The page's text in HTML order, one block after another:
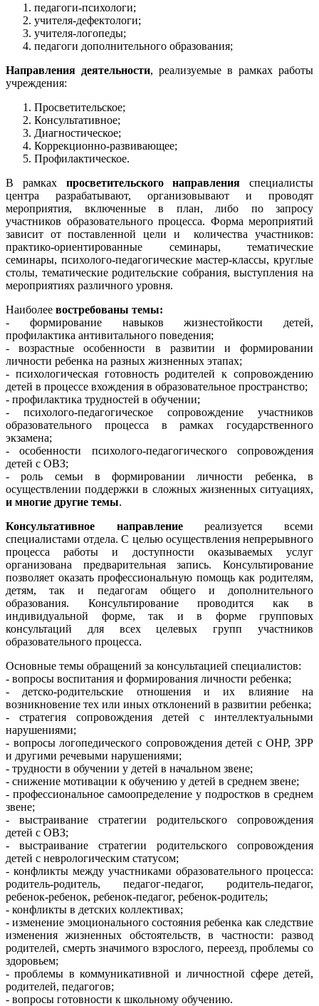
педагоги-психологи;
учителя-дефектологи;
учителя-логопеды;
педагоги дополнительного образования;
Направления деятельности, реализуемые в рамках работы
учреждения:
Просветительское;
Консультативное;
Диагностическое;
Коррекционно-развивающее;
Профилактическое.
В рамках просветительского направления специалисты
центра разрабатывают, организовывают и проводят
мероприятия, включенные в план, либо по запросу
участников образовательного процесса. Форма мероприятий
зависит от поставленной цели и количества участников:
практико-ориентированные семинары, тематические
семинары, психолого-педагогические мастер-классы, круглые
столы, тематические родительские собрания, выступления на
мероприятиях различного уровня.
Наиболее востребованы темы:
- формирование навыков жизнестойкости детей,
профилактика антивитального поведения;
- возрастные особенности в развитии и формировании
личности ребенка на разных жизненных этапах;
- психологическая готовность родителей к сопровождению
детей в процессе вхождения в образовательное пространство;
- профилактика трудностей в обучении;
- психолого-педагогическое сопровождение участников
образовательного процесса в рамках государственного
экзамена;
- особенности психолого-педагогического сопровождения
детей с ОВЗ;
- роль семьи в формировании личности ребенка, в
осуществлении поддержки в сложных жизненных ситуациях,
и многие другие темы.
Консультативное направлениереализуется всеми
специалистами отдела. С целью осуществления непрерывного
процесса работы и доступности оказываемых услуг
организована предварительная запись. Консультирование
позволяет оказать профессиональную помощь как родителям,
детям, так и педагогам общего и дополнительного
образования. Консультирование проводится как в
индивидуальной форме, так и в форме групповых
консультаций для всех целевых групп участников
образовательного процесса.
Основные темы обращений за консультацией специалистов:
- вопросы воспитания и формирования личности ребенка;
- детско-родительские отношения и их влияние на
возникновение тех или иных отклонений в развитии ребенка;
- стратегия сопровождения детей с интеллектуальными
нарушениями;
- вопросы логопедического сопровождения детей с ОНР, ЗРР
и другими речевыми нарушениями;
- трудности в обучении у детей в начальном звене;
- снижение мотивации к обучению у детей в среднем звене;
- профессиональное самоопределение у подростков в среднем
звене;
- выстраивание стратегии родительского сопровождения
детей с ОВЗ;
- выстраивание стратегии родительского сопровождения
детей с неврологическим статусом;
- конфликты между участниками образовательного процесса:
родитель-родитель, педагог-педагог, родитель-педагог,
ребенок-ребенок, ребенок-педагог, ребенок-родитель;
- конфликты в детских коллективах;
- изменение эмоционального состояния ребенка как следствие
изменения жизненных обстоятельств, в частности: развод
родителей, смерть значимого взрослого, переезд, проблемы со
здоровьем;
- проблемы в коммуникативной и личностной сфере детей,
родителей, педагогов;
- вопросы готовности к школьному обучению.